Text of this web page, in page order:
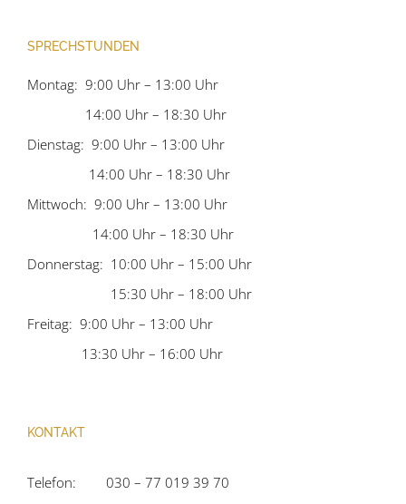
SPRECHSTUNDEN
Montag: 9:00 Uhr – 13:00 Uhr
14:00 Uhr – 18:30 Uhr
Dienstag: 9:00 Uhr – 13:00 Uhr
14:00 Uhr – 18:30 Uhr
Mittwoch: 9:00 Uhr – 13:00 Uhr
14:00 Uhr – 18:30 Uhr
Donnerstag: 10:00 Uhr – 15:00 Uhr
15:30 Uhr – 18:00 Uhr
Freitag: 9:00 Uhr – 13:00 Uhr
13:30 Uhr – 16:00 Uhr
KONTAKT
Telefon:
030 – 77 019 39 70